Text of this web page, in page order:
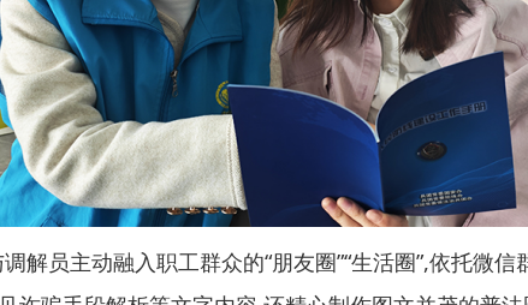
解员主动融入职工群众的“朋友圈”“生活圈”,依托微